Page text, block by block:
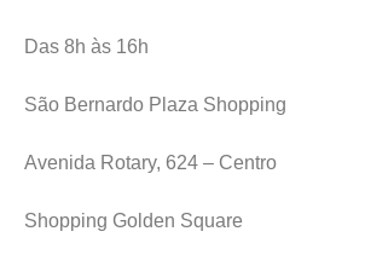
Das 8h às 16h
São Bernardo Plaza Shopping
Avenida Rotary, 624 – Centro
Shopping Golden Square